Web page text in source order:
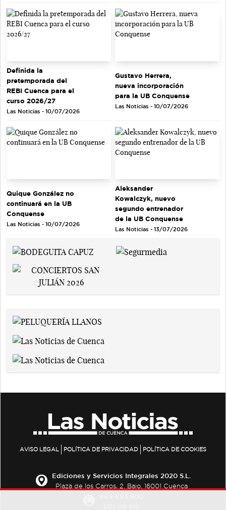
Definida la
pretemporada del
REBI Cuenca para el
curso 2026/27
Las Noticias - 10/07/2026
Gustavo Herrera,
nueva incorporación
para la UB Conquense
Las Noticias - 10/07/2026
Quique González no
continuará en la UB
Conquense
Las Noticias - 10/07/2026
Aleksander
Kowalczyk, nuevo
segundo entrenador
de la UB Conquense
Las Noticias - 13/07/2026
AVISO LEGAL POLÍTICA DE PRIVACIDAD POLÍTICA DE COOKIES
Ediciones y Servicios Integrales 2020 S.L.
Plaza de los Carros, 2. Bajo. 16001 Cuenca